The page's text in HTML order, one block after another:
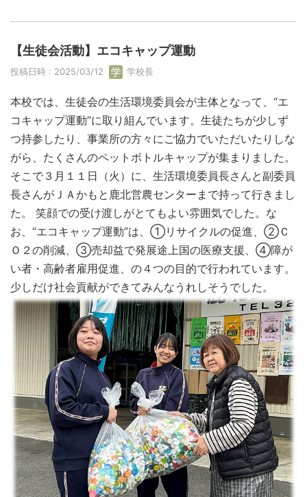
【生徒会活動】エコキャップ運動
投稿日時 : 2025/03/12 学校長
本校では、生徒会の生活環境委員会が主体となって、“エ
コキャップ運動”に取り組んでいます。生徒たちが少しず
つ持参したり、事業所の方々にご協力でいただいたりしな
がら、たくさんのペットボトルキャップが集まりました。
そこで３月１１日（火）に、生活環境委員長さんと副委員
長さんがＪＡかもと鹿北営農センターまで持って行きまし
た。 笑顔での受け渡しがとてもよい雰囲気でした。な
お、“エコキャップ運動”は、①リサイクルの促進、②Ｃ
Ｏ２の削減、③売却益で発展途上国の医療支援、④障が
い者・高齢者雇用促進、の４つの目的で行われています。
少しだけ社会貢献ができてみんなうれしそうでした。